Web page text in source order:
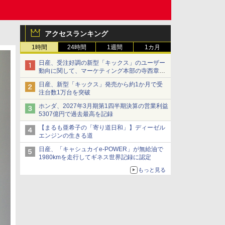
アクセスランキング
1時間 24時間 1週間 1カ月
日産、受注好調の新型「キックス」のユーザー
動向に関して、マーケティング本部の寺西章氏
が解説
日産、新型「キックス」発売から約1か月で受
注台数1万台を突破
ホンダ、2027年3月期第1四半期決算の営業利益
5307億円で過去最高を記録
【まるも亜希子の「寄り道日和」】ディーゼル
エンジンの生きる道
日産、「キャシュカイe-POWER」が無給油で
1980kmを走行してギネス世界記録に認定
もっと見る